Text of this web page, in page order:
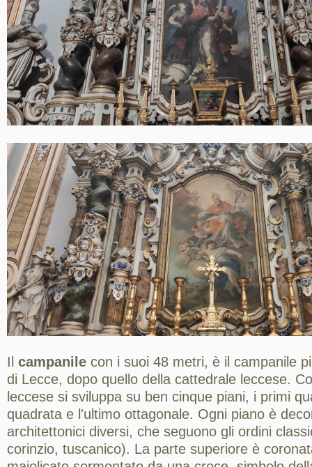
Il campanile con i suoi 48 metri, è il campanile
di Lecce, dopo quello della cattedrale leccese.
leccese si sviluppa su ben cinque piani, i primi
quadrata e l'ultimo ottagonale. Ogni piano è
architettonici diversi, che seguono gli ordini
corinzio, tuscanico). La parte superiore è